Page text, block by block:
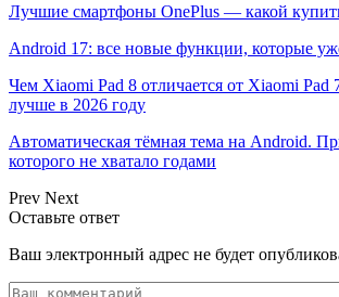
Лучшие смартфоны OnePlus — какой
Android 17: все новые функции, которые
Чем Xiaomi Pad 8 отличается от Xiaomi Pad
лучше в 2026 году
Автоматическая тёмная тема на Android.
которого не хватало годами
Prev Next
Оставьте ответ
Ваш электронный адрес не будет